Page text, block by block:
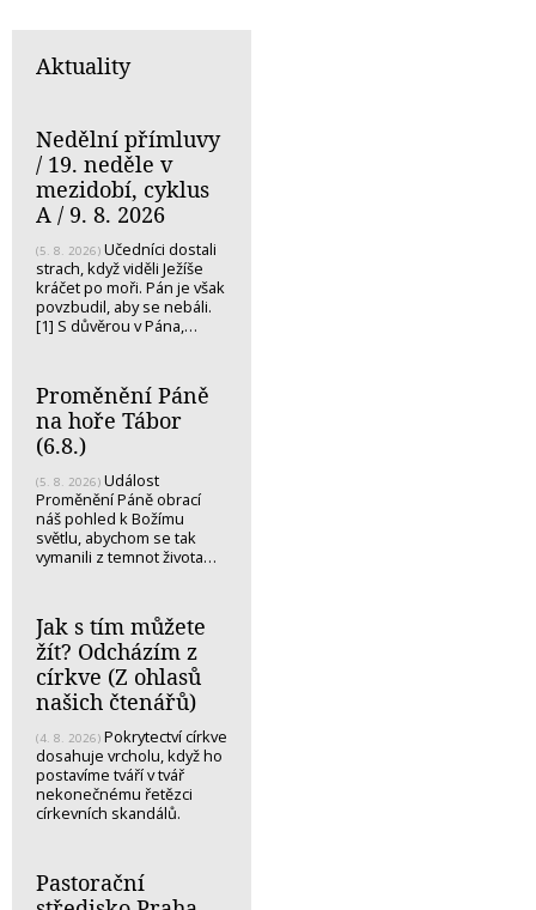
Aktuality
Nedělní přímluvy
/ 19. neděle v
mezidobí, cyklus
A / 9. 8. 2026
(5. 8. 2026) Učedníci dostali
strach, když viděli Ježíše
kráčet po moři. Pán je však
povzbudil, aby se nebáli.
[1] S důvěrou v Pána,…
Proměnění Páně
na hoře Tábor
(6.8.)
(5. 8. 2026) Událost
Proměnění Páně obrací
náš pohled k Božímu
světlu, abychom se tak
vymanili z temnot života…
Jak s tím můžete
žít? Odcházím z
církve (Z ohlasů
našich čtenářů)
(4. 8. 2026) Pokrytectví církve
dosahuje vrcholu, když ho
postavíme tváří v tvář
nekonečnému řetězci
církevních skandálů.
Pastorační